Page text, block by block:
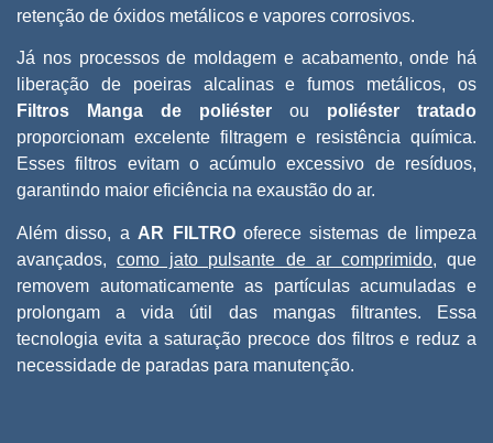
retenção de óxidos metálicos e vapores corrosivos.
Já nos processos de moldagem e acabamento, onde há
liberação de poeiras alcalinas e fumos metálicos, os
Filtros Manga de poliéster ou poliéster tratado
proporcionam excelente filtragem e resistência química.
Esses filtros evitam o acúmulo excessivo de resíduos,
garantindo maior eficiência na exaustão do ar.
Além disso, a AR FILTROoferece sistemas de limpeza
avançados,como jato pulsante de ar comprimido, que
removem automaticamente as partículas acumuladas e
prolongam a vida útil das mangas filtrantes. Essa
tecnologia evita a saturação precoce dos filtros e reduz a
necessidade de paradas para manutenção.